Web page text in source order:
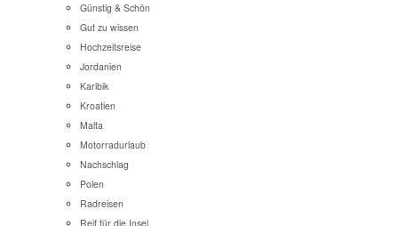
Günstig & Schön
Gut zu wissen
Hochzeitsreise
Jordanien
Karibik
Kroatien
Malta
Motorradurlaub
Nachschlag
Polen
Radreisen
Reif für die Insel